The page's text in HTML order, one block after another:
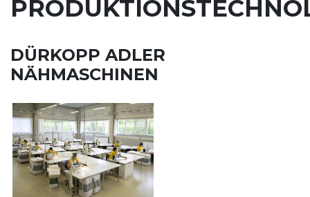
DÜRKOPP ADLER
NÄHMASCHINEN